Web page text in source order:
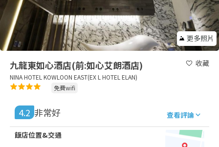
更多照片
九龍東如心酒店(前:如心艾朗酒店)
NINA HOTEL KOWLOON EAST(EX L HOTEL ELAN)
免費wifi
收藏
4.2 非常好 查看評論
飯店位置&交通